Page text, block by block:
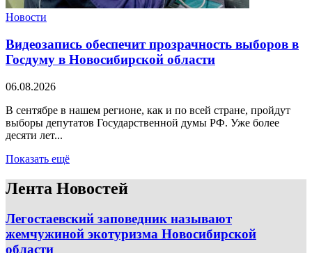
Новости
Видеозапись обеспечит прозрачность выборов в
Госдуму в Новосибирской области
06.08.2026
В сентябре в нашем регионе, как и по всей стране, пройдут
выборы депутатов Государственной думы РФ. Уже более
десяти лет...
Показать ещё
Лента Новостей
Легостаевский заповедник называют
жемчужиной экотуризма Новосибирской
области